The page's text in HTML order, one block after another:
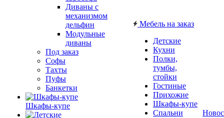
Диваны с
механизмом
дельфин
Модульные
диваны
Под заказ
Софы
Тахты
Пуфы
Банкетки
Шкафы-купе
Мебель на заказ
Детские
Кухни
Полки,
тумбы,
стойки
Гостиные
Прихожие
Шкафы-купе
Спальни